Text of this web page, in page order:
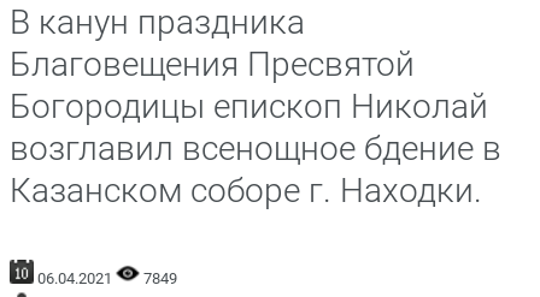
В канун праздника
Благовещения Пресвятой
Богородицы епископ Николай
возглавил всенощное бдение в
Казанском соборе г. Находки.
06.04.2021
7849